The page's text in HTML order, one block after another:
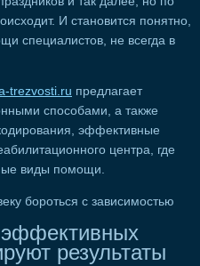
И становится понятно,
специалистов, не всегда в
trezvosti.ru предлагает
способами, а также
эффективные
центра, где
виды помощи.
результаты